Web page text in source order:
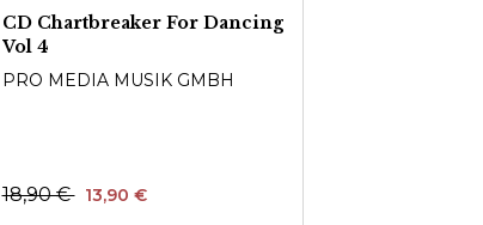
CD Chartbreaker For Dancing
Vol 4
PRO MEDIA MUSIK GMBH
18,90 € 13,90 €